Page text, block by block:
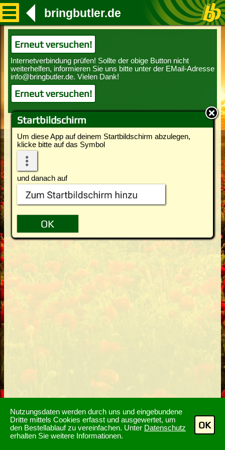
Nutzungsdaten werden durch uns und eingebundene
Dritte mittels Cookies erfasst und ausgewertet, um
den Bestellablauf zu vereinfachen. Unter Datenschutz
erhalten Sie weitere Informationen.
OK
Startbildschirm
Um diese App auf deinem Startbildschirm abzulegen,
klicke bitte auf das Symbol
und danach auf
bringbutler.de
Erneut versuchen!
Erneut versuchen!